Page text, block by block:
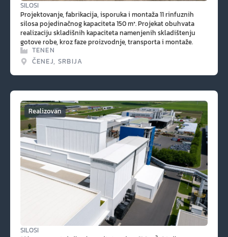
SILOSI
Projektovanje, fabrikacija, isporuka i montaža 11 rinfuznih
silosa pojedinačnog kapaciteta 150 m³. Projekat obuhvata
realizaciju skladišnih kapaciteta namenjenih skladištenju
gotove robe, kroz faze proizvodnje, transporta i montaže.
TENEN
ČENEJ, SRBIJA
Realizovan
SILOSI